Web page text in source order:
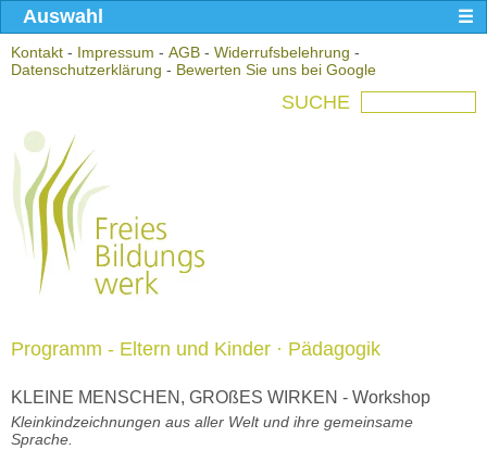
Kontakt - Impressum - AGB - Widerrufsbelehrung -
Datenschutzerklärung - Bewerten Sie uns bei Google
SUCHE
Programm - Eltern und Kinder · Pädagogik
KLEINE MENSCHEN, GROßES WIRKEN - Workshop
Kleinkindzeichnungen aus aller Welt und ihre gemeinsame
Sprache.
Auswahl